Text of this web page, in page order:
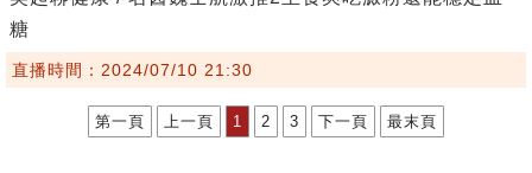
糖
直播時間：2024/07/10 21:30
第一頁 上一頁 1 2 3 下一頁 最末頁